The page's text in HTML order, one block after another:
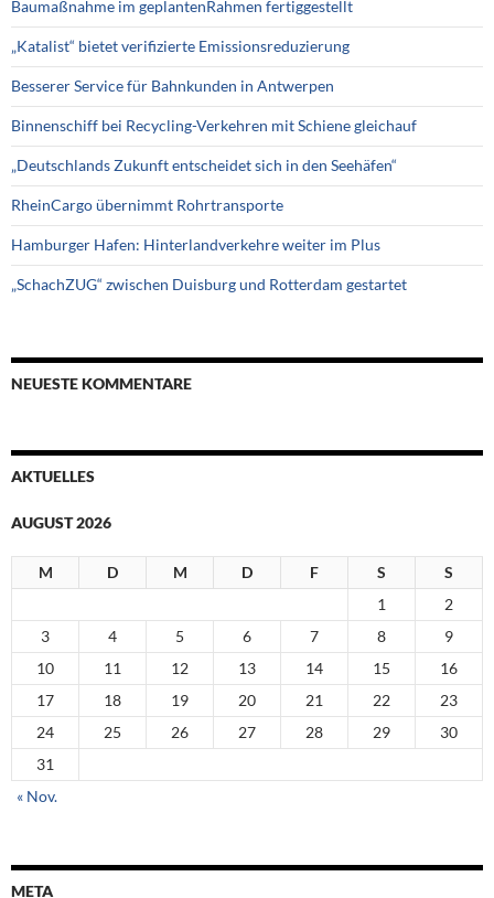
Baumaßnahme im geplantenRahmen fertiggestellt
„Katalist“ bietet verifizierte Emissionsreduzierung
Besserer Service für Bahnkunden in Antwerpen
Binnenschiff bei Recycling-Verkehren mit Schiene gleichauf
„Deutschlands Zukunft entscheidet sich in den Seehäfen“
RheinCargo übernimmt Rohrtransporte
Hamburger Hafen: Hinterlandverkehre weiter im Plus
„SchachZUG“ zwischen Duisburg und Rotterdam gestartet
NEUESTE KOMMENTARE
AKTUELLES
AUGUST 2026
M D M D F S
S
1
2
3
4 5 6 7 8
9
10
11 12 13 14 15
16
17
18 19 20 21 22
23
24
25 26 27 28 29
30
31
« Nov.
META